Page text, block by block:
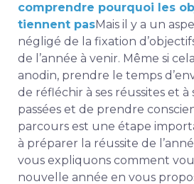
comprendre pourquoi les
tiennent pasMais il y a un
négligé de la fixation
de l’année à venir. Même si
anodin, prendre le temps
de réfléchir à ses réussites et à
passées et de prendre
parcours est une étape
à préparer la réussite de
vous expliquons comment
nouvelle année en vous